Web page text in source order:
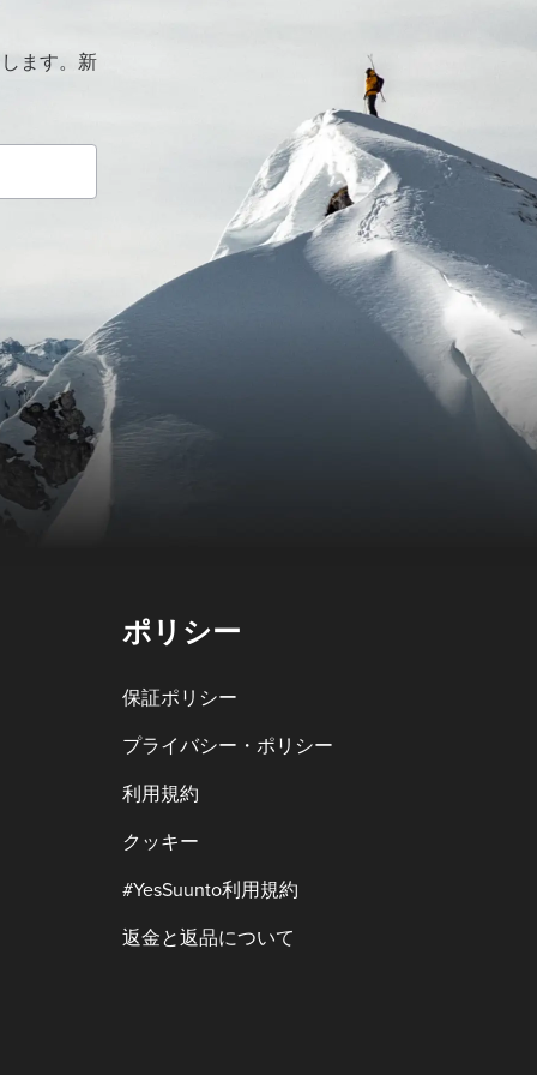
ます。新
ポリシー
保証ポリシー
プライバシー・ポリシー
利用規約
クッキー
#YesSuunto利用規約
返金と返品について